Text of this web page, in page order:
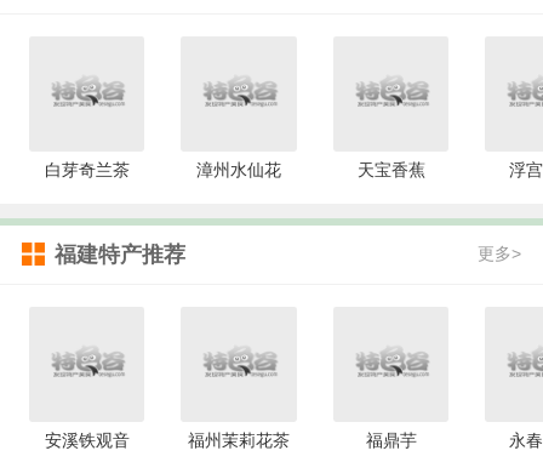
白芽奇兰茶 漳州水仙花 天宝香蕉 浮
福建特产推荐 更多>
安溪铁观音 福州茉莉花茶 福鼎芋 永